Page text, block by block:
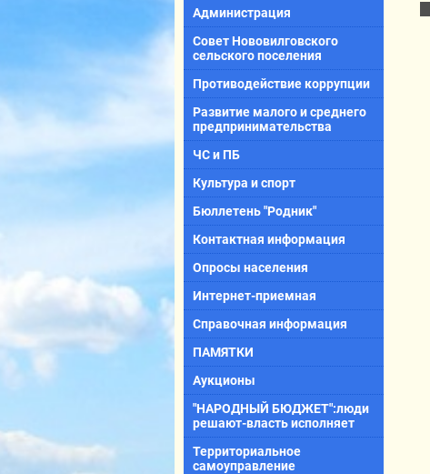
Администрация
Совет Нововилговского
сельского поселения
Противодействие коррупции
Развитие малого и среднего
предпринимательства
ЧС и ПБ
Культура и спорт
Бюллетень "Родник"
Контактная информация
Опросы населения
Интернет-приемная
Справочная информация
ПАМЯТКИ
Аукционы
"НАРОДНЫЙ БЮДЖЕТ":люди
решают-власть исполняет
Территориальное
самоуправление